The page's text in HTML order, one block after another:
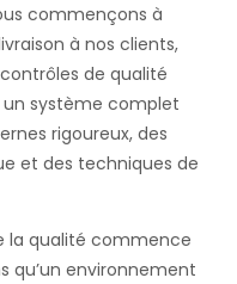
commençons à
à nos clients,
de qualité
un système complet
rigoureux, des
et des techniques de
la qualité commence
qu’un environnement